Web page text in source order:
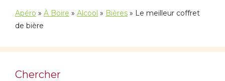
Apéro » À Boire » Alcool » Bières » Le meilleur coffret
de bière
Chercher